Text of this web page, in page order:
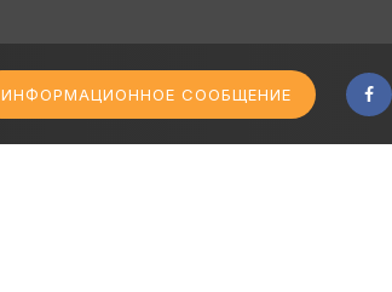
ИНФОРМАЦИОННОЕ СООБЩЕНИЕ